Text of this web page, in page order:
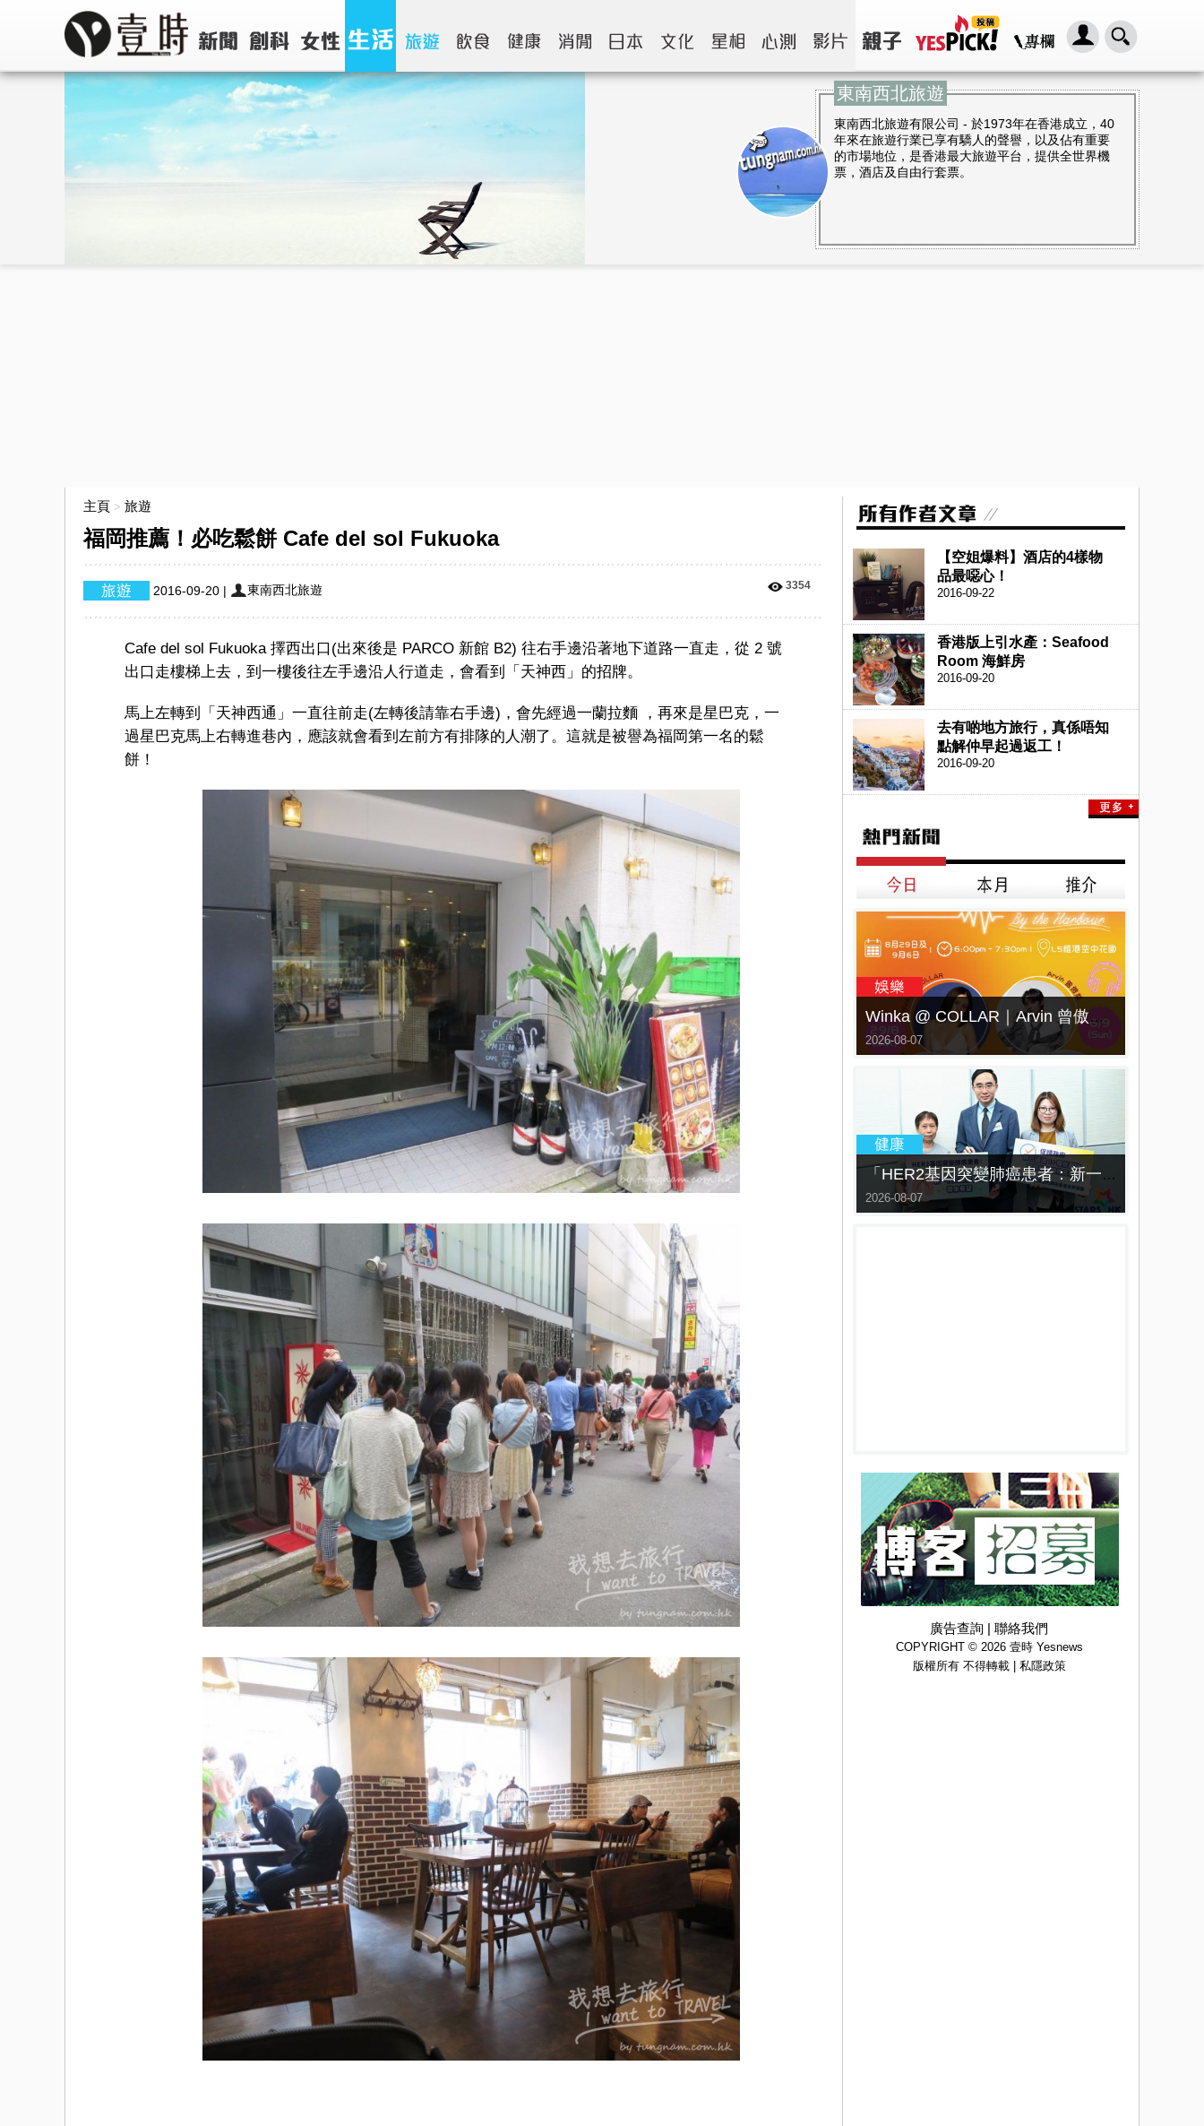
東南西北旅遊
東南西北旅遊有限公司 - 於1973年在香港成立，40
年來在旅遊行業已享有驕人的聲譽，以及佔有重要
的市場地位，是香港最大旅遊平台，提供全世界機
票，酒店及自由行套票。
主頁 > 旅遊
福岡推薦！必吃鬆餅 Cafe del sol Fukuoka
2016-09-20 | 東南西北旅遊 3354
Cafe del sol Fukuoka 擇西出口(出來後是 PARCO 新館 B2) 往右手邊沿著地下道路一直走，從 2 號
出口走樓梯上去，到一樓後往左手邊沿人行道走，會看到「天神西」的招牌。
馬上左轉到「天神西通」一直往前走(左轉後請靠右手邊)，會先經過一蘭拉麵 ，再來是星巴克，一
過星巴克馬上右轉進巷內，應該就會看到左前方有排隊的人潮了。這就是被譽為福岡第一名的鬆
餅！
【空姐爆料】酒店的4樣物
品最噁心！
2016-09-22
香港版上引水產：Seafood
Room 海鮮房
2016-09-20
去有啲地方旅行，真係唔知
點解仲早起過返工！
2016-09-20
Winka @ COLLAR｜Arvin 曾傲棐｜Dark 黃明德｜表妹 Ｍona 8月29日起登陸L5維港空中花園 | wwwtc mall 首度呈獻「Music Wave By The Harbo
2026-08-07
「HER2基因突變肺癌患者：新一代口服標靶藥帶來希望」， 促請政府加快納入藥物名冊，助患者及早受惠
2026-08-07
廣告查詢 | 聯絡我們
COPYRIGHT © 2026 壹時 Yesnews
版權所有 不得轉載 | 私隱政策